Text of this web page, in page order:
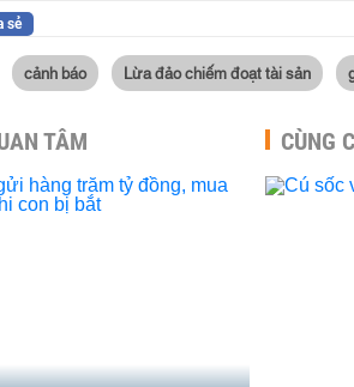
sẻ
cảnh báo Lừa đảo chiếm đoạt tài sản
TÂM CÙNG